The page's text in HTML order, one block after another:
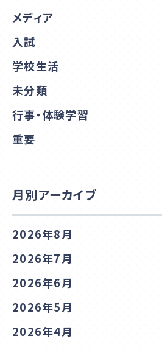
メディア
入試
学校生活
未分類
行事・体験学習
重要
月別アーカイブ
2026年8月
2026年7月
2026年6月
2026年5月
2026年4月